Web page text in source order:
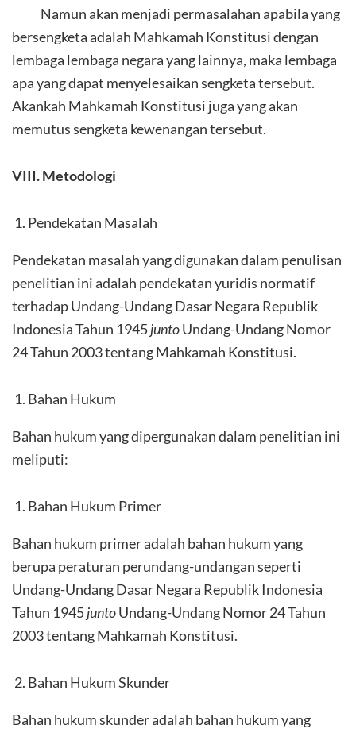
Namun akan menjadi permasalahan apabila yang
bersengketa adalah Mahkamah Konstitusi dengan
lembaga lembaga negara yang lainnya, maka lembaga
apa yang dapat menyelesaikan sengketa tersebut.
Akankah Mahkamah Konstitusi juga yang akan
memutus sengketa kewenangan tersebut.
VIII. Metodologi
Pendekatan Masalah
Pendekatan masalah yang digunakan dalam penulisan
penelitian ini adalah pendekatan yuridis normatif
terhadap Undang-Undang Dasar Negara Republik
Indonesia Tahun 1945juntoUndang-Undang Nomor
24 Tahun 2003 tentang Mahkamah Konstitusi.
Bahan Hukum
Bahan hukum yang dipergunakan dalam penelitian ini
meliputi:
Bahan Hukum Primer
Bahan hukum primer adalah bahan hukum yang
berupa peraturan perundang-undangan seperti
Undang-Undang Dasar Negara Republik Indonesia
Tahun 1945juntoUndang-Undang Nomor 24 Tahun
2003 tentang Mahkamah Konstitusi.
Bahan Hukum Skunder
Bahan hukum skunder adalah bahan hukum yang